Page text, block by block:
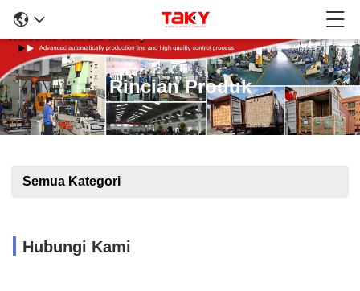
Rincian Produk
Semua Kategori
Hubungi Kami